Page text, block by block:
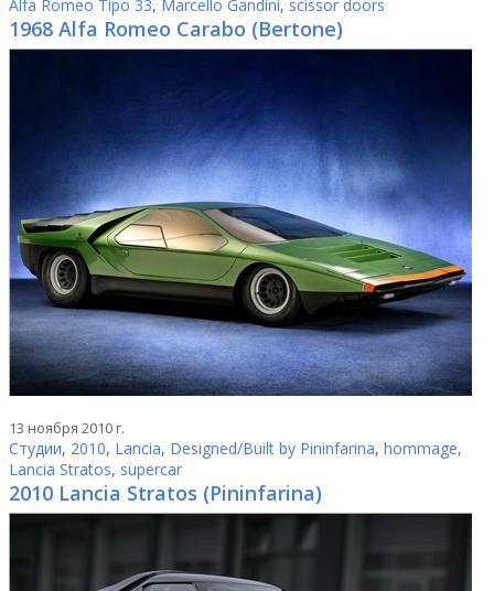
Alfa Romeo Tipo 33, Marcello Gandini, scissor doors
1968 Alfa Romeo Carabo (Bertone)
13 ноября 2010 г.
Студии, 2010, Lancia, Designed/Built by Pininfarina, hommage,
Lancia Stratos, supercar
2010 Lancia Stratos (Pininfarina)